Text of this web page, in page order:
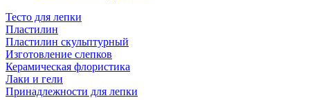
Тесто для лепки
Пластилин
Пластилин скульптурный
Изготовление слепков
Керамическая флористика
Лаки и гели
Принадлежности для лепки